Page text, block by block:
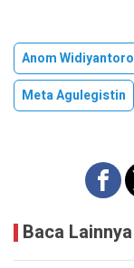
Anom Widiyantoro
Meta Agulegistin
Baca Lainnya